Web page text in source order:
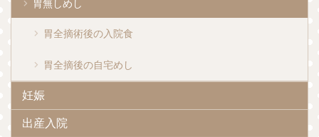
胃無しめし
胃全摘術後の入院食
胃全摘後の自宅めし
妊娠
出産入院